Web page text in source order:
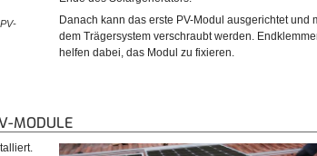
© diybook | Jetzt folgt die Montage des Leistungsoptimierers.
Diese Einheit wird am zweiten Eck des PV-Moduls
angebracht und die Kabel des…
Danach kann das erste PV-Modul ausgerichtet und
dem Trägersystem verschraubt werden.
helfen dabei, das Modul zu fixieren.
MODULE